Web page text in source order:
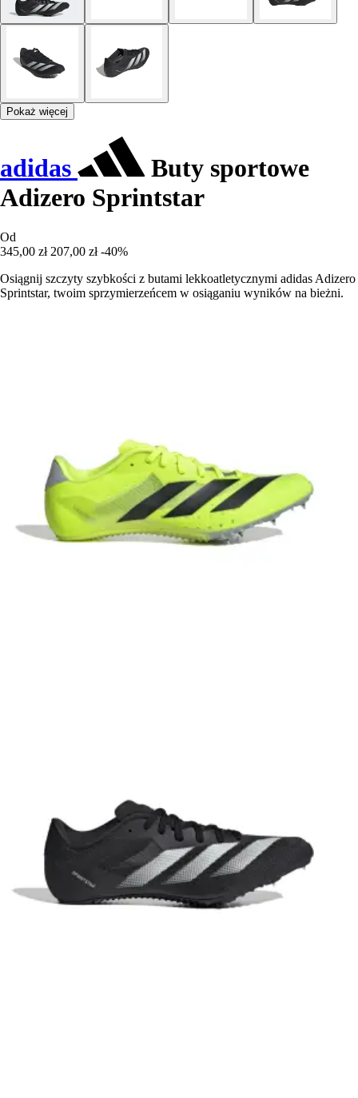
Pokaż więcej
adidas
Buty sportowe
Adizero Sprintstar
Od
345,00 zł 207,00 zł -40%
Osiągnij szczyty szybkości z butami lekkoatletycznymi adidas Adizero
Sprintstar, twoim sprzymierzeńcem w osiąganiu wyników na bieżni.